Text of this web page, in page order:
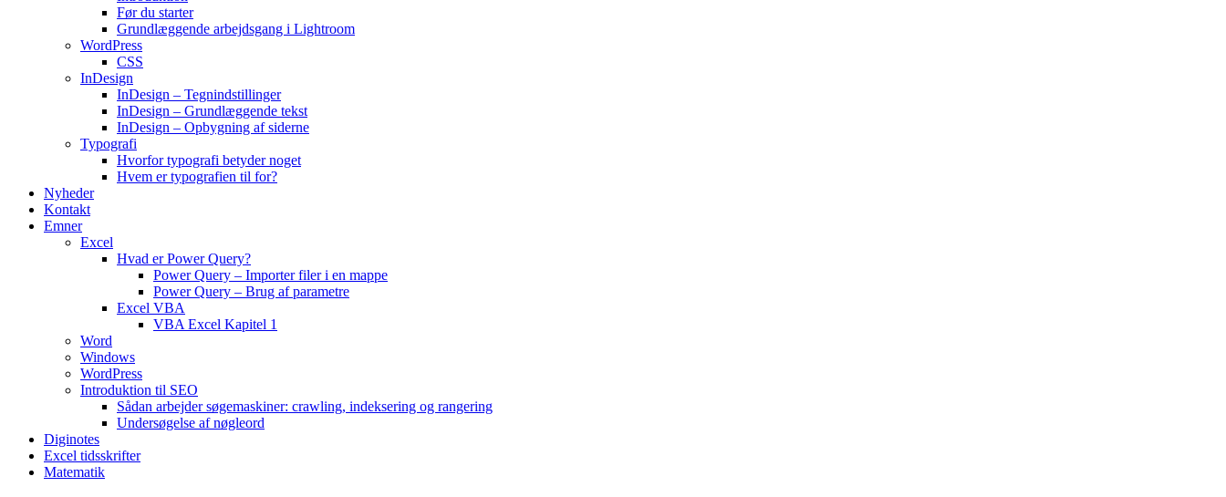
Før du starter
Grundlæggende arbejdsgang i Lightroom
WordPress
CSS
InDesign
InDesign – Tegnindstillinger
InDesign – Grundlæggende tekst
InDesign – Opbygning af siderne
Typografi
Hvorfor typografi betyder noget
Hvem er typografien til for?
Nyheder
Kontakt
Emner
Excel
Hvad er Power Query?
Power Query – Importer filer i en mappe
Power Query – Brug af parametre
Excel VBA
VBA Excel Kapitel 1
Word
Windows
WordPress
Introduktion til SEO
Sådan arbejder søgemaskiner: crawling, indeksering og rangering
Undersøgelse af nøgleord
Diginotes
Excel tidsskrifter
Matematik